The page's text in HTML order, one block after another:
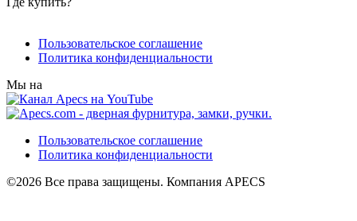
Пользовательское соглашение
Политика конфиденциальности
Мы на
Пользовательское соглашение
Политика конфиденциальности
©2026 Все права защищены. Компания APECS